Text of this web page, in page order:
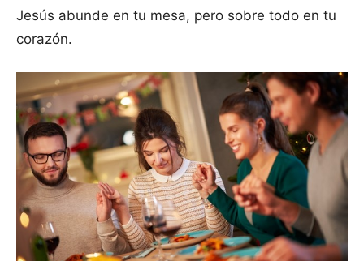
Jesús abunde en tu mesa, pero sobre todo en tu
corazón.